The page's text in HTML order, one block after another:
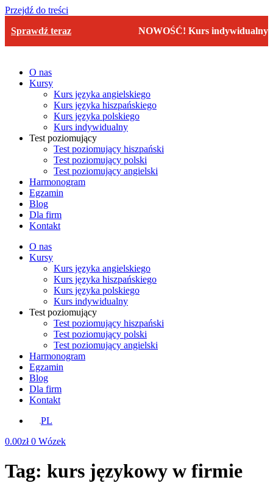
Przejdź do treści
teraz
NOWOŚĆ! Kurs indywidualny
O nas
Kursy
Kurs języka angielskiego
Kurs języka hiszpańskiego
Kurs języka polskiego
Kurs indywidualny
Test poziomujący
Test poziomujący hiszpański
Test poziomujący polski
Test poziomujący angielski
Harmonogram
Egzamin
Blog
Dla firm
Kontakt
O nas
Kursy
Kurs języka angielskiego
Kurs języka hiszpańskiego
Kurs języka polskiego
Kurs indywidualny
Test poziomujący
Test poziomujący hiszpański
Test poziomujący polski
Test poziomujący angielski
Harmonogram
Egzamin
Blog
Dla firm
Kontakt
PL
0.00zł 0 Wózek
Tag: kurs językowy w firmie